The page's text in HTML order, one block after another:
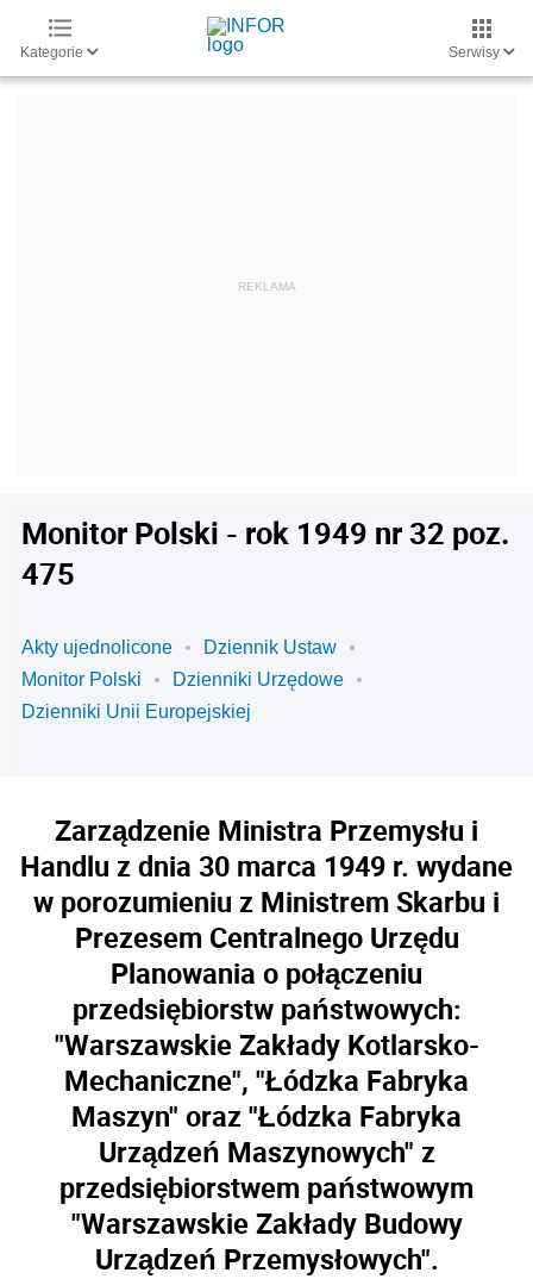
Kategorie Serwisy
Monitor Polski - rok 1949 nr 32 poz.
475
Akty ujednolicone
Dziennik Ustaw
Monitor Polski
Dzienniki Urzędowe
Dzienniki Unii Europejskiej
Zarządzenie Ministra Przemysłu i
Handlu z dnia 30 marca 1949 r. wydane
w porozumieniu z Ministrem Skarbu i
Prezesem Centralnego Urzędu
Planowania o połączeniu
przedsiębiorstw państwowych:
"Warszawskie Zakłady Kotlarsko-
Mechaniczne", "Łódzka Fabryka
Maszyn" oraz "Łódzka Fabryka
Urządzeń Maszynowych" z
przedsiębiorstwem państwowym
"Warszawskie Zakłady Budowy
Urządzeń Przemysłowych".